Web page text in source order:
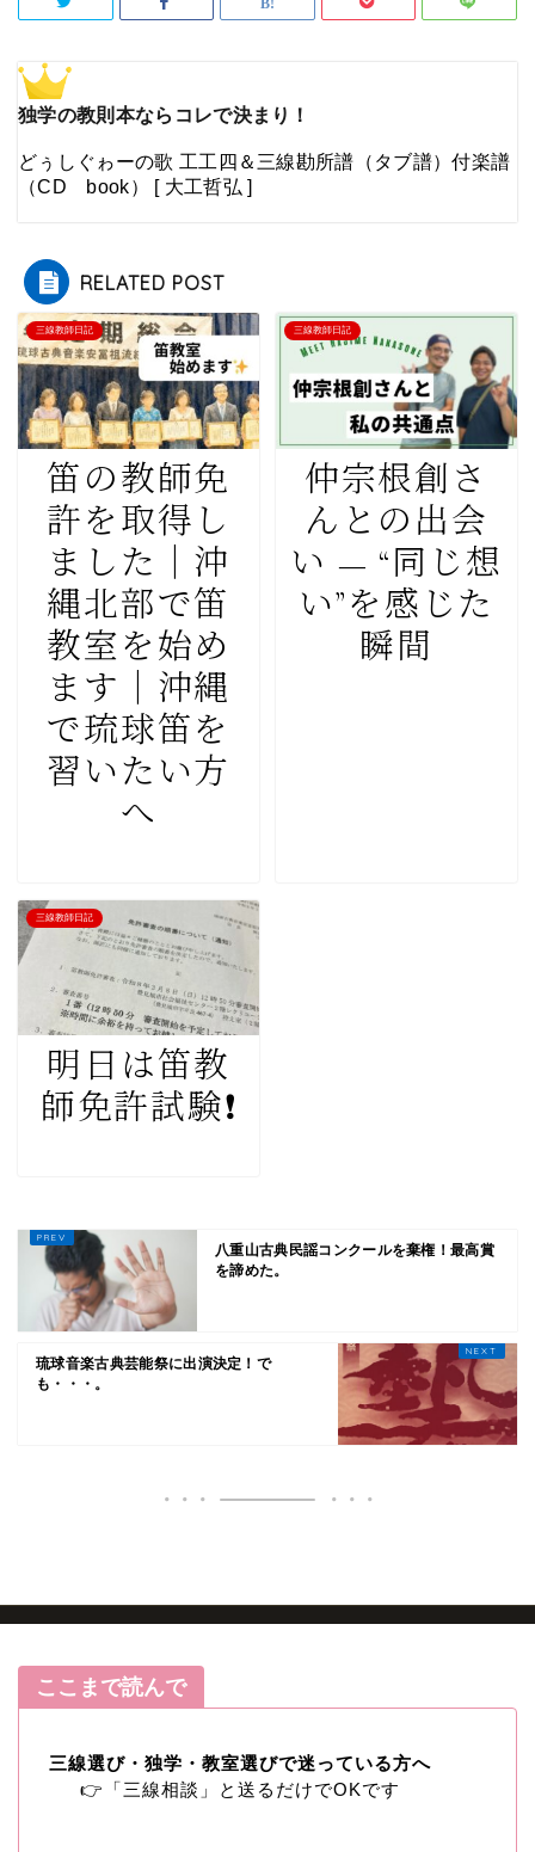
独学の教則本ならコレで決まり！
どぅしぐゎーの歌 工工四＆三線勘所譜（タブ譜）付楽譜
（CD book） [ 大工哲弘 ]
RELATED POST
三線教師日記
笛の教師免
許を取得し
ました｜沖
縄北部で笛
教室を始め
ます｜沖縄
で琉球笛を
習いたい方
へ
三線教師日記
仲宗根創さ
んとの出会
い — “同じ想
い”を感じた
瞬間
三線教師日記
明日は笛教
師免許試験❗️
八重山古典民謡コンクールを棄権！最高賞
を諦めた。
琉球音楽古典芸能祭に出演決定！で
も・・・。
ここまで読んで
三線選び・独学・教室選びで迷っている方へ
👉「三線相談」と送るだけでOKです
ブログ記事
コンクール・沖縄民謡